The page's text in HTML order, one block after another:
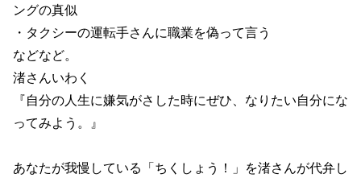
ングの真似
・タクシーの運転手さんに職業を偽って言う
などなど。
渚さんいわく
『自分の人生に嫌気がさした時にぜひ、なりたい自分にな
ってみよう。』
あなたが我慢している「ちくしょう！」を渚さんが代弁し